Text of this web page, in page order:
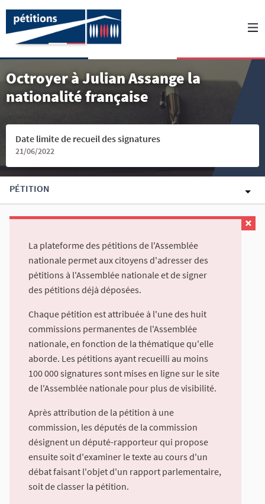
Octroyer à Julian Assange la
nationalité française
Date limite de recueil des signatures
21/06/2022
PÉTITION
La plateforme des pétitions de l'Assemblée
nationale permet aux citoyens d'adresser des
pétitions à l'Assemblée nationale et de signer
des pétitions déjà déposées.
Chaque pétition est attribuée à l'une des huit
commissions permanentes de l'Assemblée
nationale, en fonction de la thématique qu'elle
aborde. Les pétitions ayant recueilli au moins
100 000 signatures sont mises en ligne sur le site
de l'Assemblée nationale pour plus de visibilité.
Après attribution de la pétition à une
commission, les députés de la commission
désignent un député-rapporteur qui propose
ensuite soit d'examiner le texte au cours d'un
débat faisant l'objet d'un rapport parlementaire,
soit de classer la pétition.